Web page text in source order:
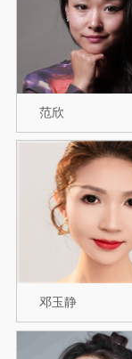
范欣
邓玉静